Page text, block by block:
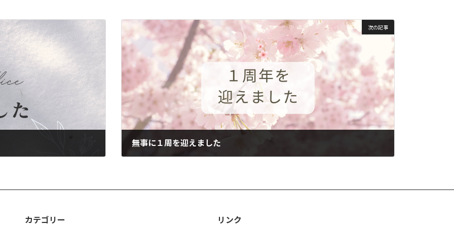
次の記事
無事に１周を迎えました
カテゴリー リンク